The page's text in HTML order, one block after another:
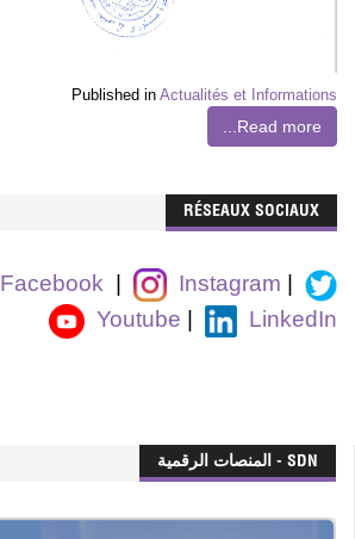
Published in Actualités et Informations
Read more...
RÉSEAUX SOCIAUX
Facebook Instagram
Youtube
LinkedIn
SDN - المنصات الرقمية